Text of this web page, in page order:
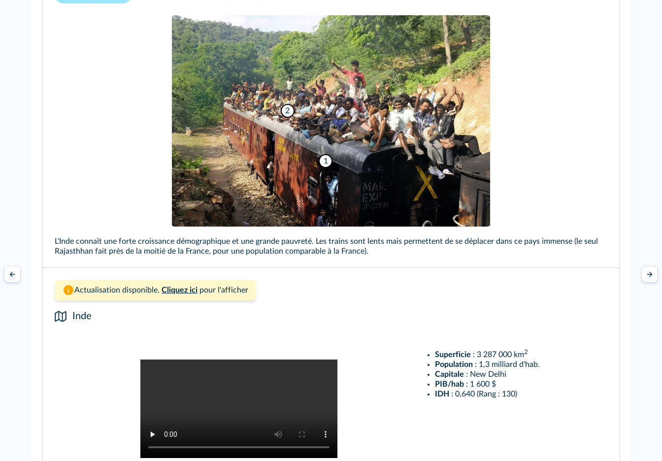
1
2
L'Inde connaît une forte croissance démographique et une grande pauvreté. Les trains sont lents mais permettent de se déplacer dans ce pays immense (le seul
Rajasthhan fait près de la moitié de la France, pour une population comparable à la France).
Actualisation disponible. Cliquez ici pour l'afficher
Inde
Superficie : 3 287 000 km2
Population : 1,3 milliard d'hab.
Capitale : New Delhi
PIB/hab : 1 600 $
IDH : 0,640 (Rang : 130)